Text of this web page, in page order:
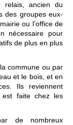
relais, ancien du
des groupes eux-
ou l’office de
nécessaire pour
de plus en plus
commune ou par
et le bois, et en
Ils reviennent
est faite chez les
de nombreux